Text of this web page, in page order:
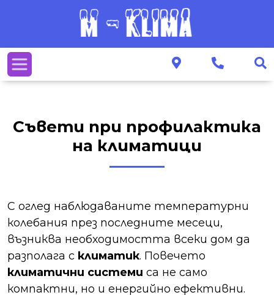
Съвети при профилактика
на климатици
С оглед наблюдаваните температурни
колебания през последните месеци,
възниква необходимостта всеки дом да
разполага с климатик. Повечето
климатични системи са не само
компактни, но и енергийно ефективни.